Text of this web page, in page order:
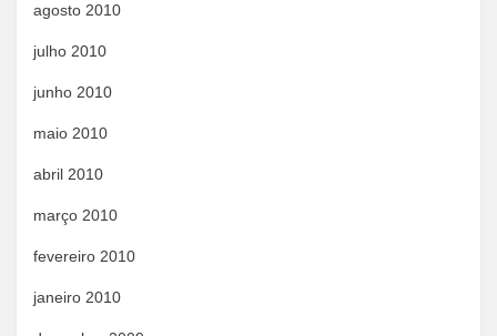
agosto 2010
julho 2010
junho 2010
maio 2010
abril 2010
março 2010
fevereiro 2010
janeiro 2010